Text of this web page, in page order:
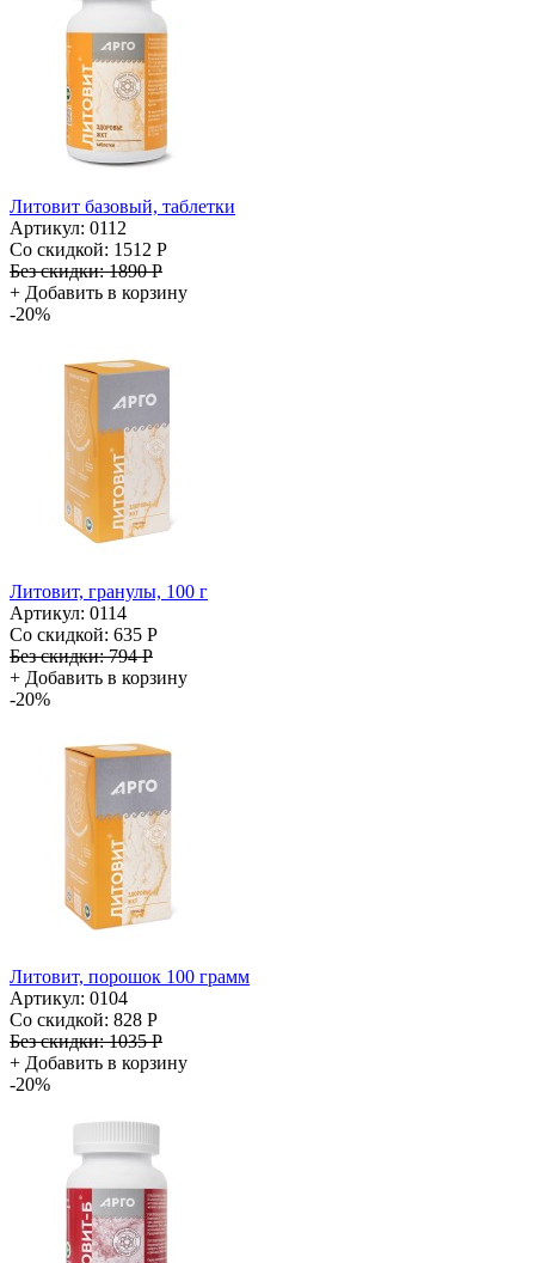
Литовит базовый, таблетки
Артикул: 0112
Со скидкой: 1512 Р
Без скидки:1890 Р
+ Добавить в корзину
-20%
Литовит, гранулы, 100 г
Артикул: 0114
Со скидкой: 635 Р
Без скидки:794 Р
+ Добавить в корзину
-20%
Литовит, порошок 100 грамм
Артикул: 0104
Со скидкой: 828 Р
Без скидки:1035 Р
+ Добавить в корзину
-20%